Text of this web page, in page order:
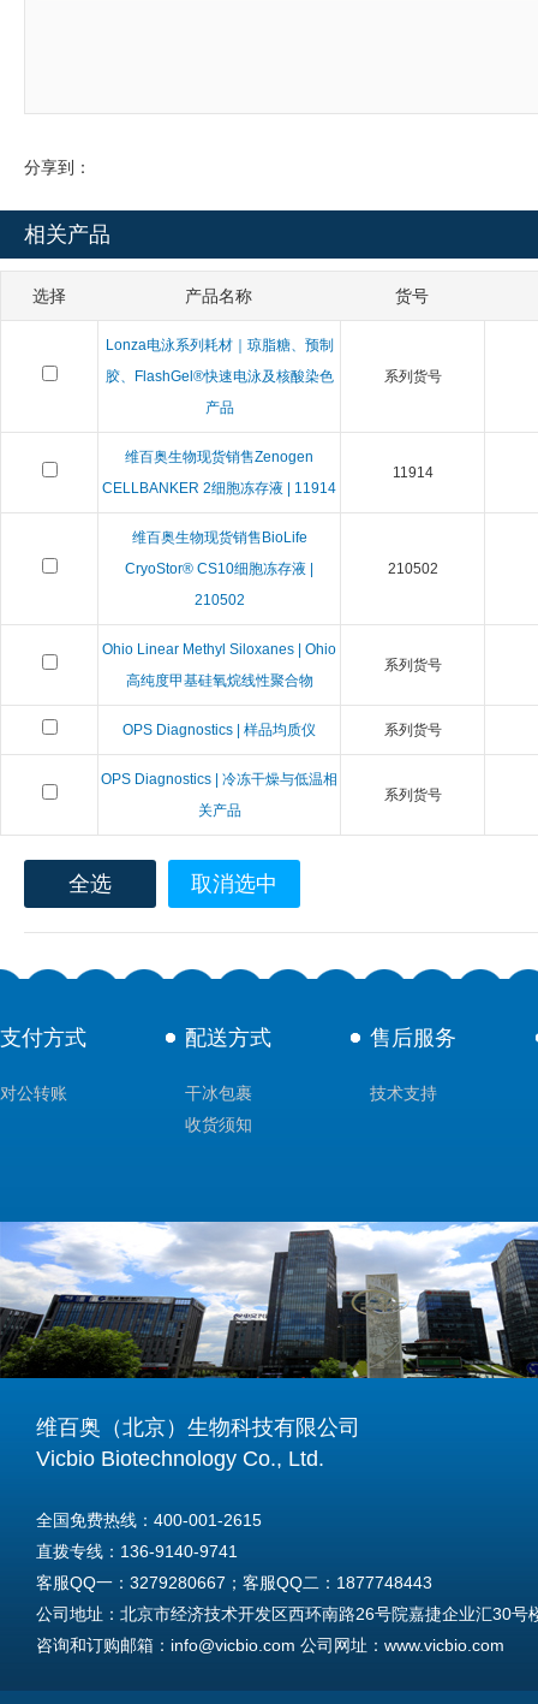
分享到：
相关产品
选择 产品名称 货号
Lonza电泳系列耗材｜琼脂糖、预制
胶、FlashGel®快速电泳及核酸染色
产品
系列货号
维百奥生物现货销售Zenogen
CELLBANKER 2细胞冻存液 | 11914
11914
维百奥生物现货销售BioLife
CryoStor® CS10细胞冻存液 |
210502
210502
Ohio Linear Methyl Siloxanes | Ohio
高纯度甲基硅氧烷线性聚合物
系列货号
OPS Diagnostics | 样品均质仪 系列货号
OPS Diagnostics | 冷冻干燥与低温相
关产品
系列货号
全选 取消选中
支付方式
对公转账
配送方式
干冰包裹
收货须知
售后服务
技术支持
维百奥（北京）生物科技有限公司
Vicbio Biotechnology Co., Ltd.
全国免费热线：400-001-2615
直拨专线：136-9140-9741
客服QQ一：3279280667；客服QQ二：1877748443
公司地址：北京市经济技术开发区西环南路26号院嘉捷企业汇30号
咨询和订购邮箱：info@vicbio.com 公司网址：www.vicbio.com